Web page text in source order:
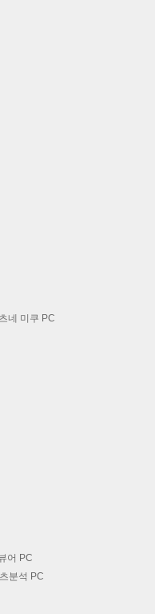
네 미쿠 PC
어 PC
분석 PC